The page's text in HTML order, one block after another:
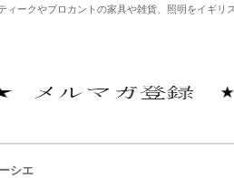
ークやブロカントの家具や雑貨、照明をイギ
シエ